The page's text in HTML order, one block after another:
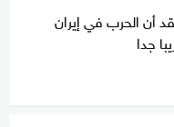
أن الحرب في إيران
جدا